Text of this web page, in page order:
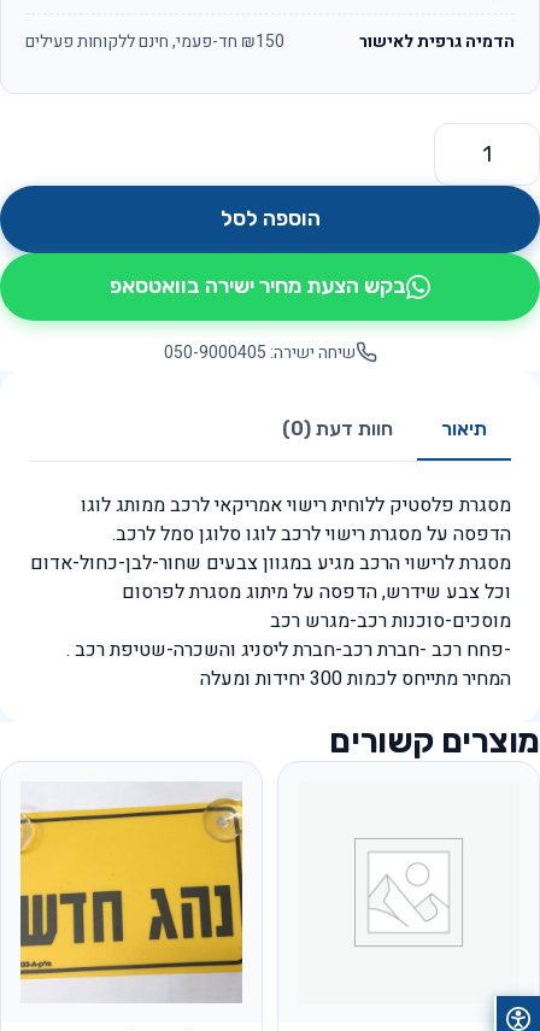
הדמיה גרפית לאישור ₪150 חד-פעמי, חינם ללקוחות פעילים
כמות של מסגרת פלסטיק ללוחית רישוי אמריקאי לרכב ממותג לוגו
הוספה לסל
בקש הצעת מחיר ישירה בוואטסאפ
שיחה ישירה: 050-9000405
תיאור חוות דעת (0)
מסגרת פלסטיק ללוחית רישוי אמריקאי לרכב ממותג לוגו
הדפסה על מסגרת רישוי לרכב לוגו סלוגן סמל לרכב.
מסגרת לרישוי הרכב מגיע במגוון צבעים שחור-לבן-כחול-אדום
וכל צבע שידרש, הדפסה על מיתוג מסגרת לפרסום
מוסכים-סוכנות רכב-מגרש רכב
-פחח רכב -חברת רכב-חברת ליסניג והשכרה-שטיפת רכב .
המחיר מתייחס לכמות 300 יחידות ומעלה
מוצרים קשורים